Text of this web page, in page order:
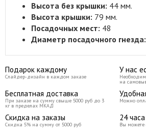
Высота без крышки: 44 мм.
Высота крышки: 79 мм.
Посадочных мест: 48
Диаметр посадочного гнезда:
Подарок каждому
Слайдер-дизайн в каждом заказе
У нас
на
Бесплатная доставка
При заказе на сумму свыше 5000 руб до 3
кг в пределах МКАД
Можно
Скидка на заказы
Скидка 5% на сумму от 5000 руб
24
Вы можете